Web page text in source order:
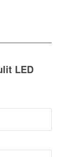
LED